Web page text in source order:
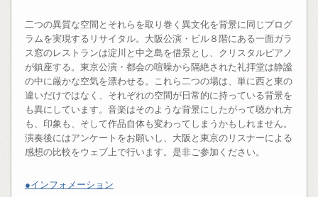
二つの異質な空間とそれらを取り巻く異文化を背景に同じプログ
ラムを実現するリサイタル。大阪公演・ビル８階にある一面ガラ
ス窓のレストランは淀川と中之島を借景とし、クリスタルピアノ
が鎮座する。東京公演・都会の喧噪から隔絶された礼拝堂は静謐
の中に厳かな空気を漂わせる。これら二つの場は、単に西と東の
違いだけではなく、それぞれの空間が日常的に持っている背景を
も異にしています。音楽はそのような背景にしたがって聴かれ方
も、印象も、そして作品自体も変わってしまうかもしれません。
演奏後にはアンケートをお願いし、大阪と東京のリスナーによる
感想の比較をウェブ上で行います。是非ご参加ください。
●インフォメーション